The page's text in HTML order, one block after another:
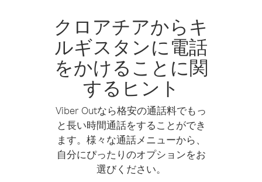
クロアチアからキ
ルギスタンに電話
をかけることに関
するヒント
Viber Outなら格安の通話料でもっ
と長い時間通話をすることができ
ます。様々な通話メニューから、
自分にぴったりのオプションをお
選びください。